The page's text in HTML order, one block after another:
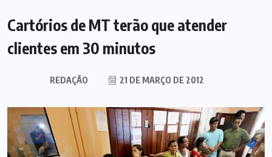
Cartórios de MT terão que atender
clientes em 30 minutos
REDAÇÃO 21 DE MARÇO DE 2012